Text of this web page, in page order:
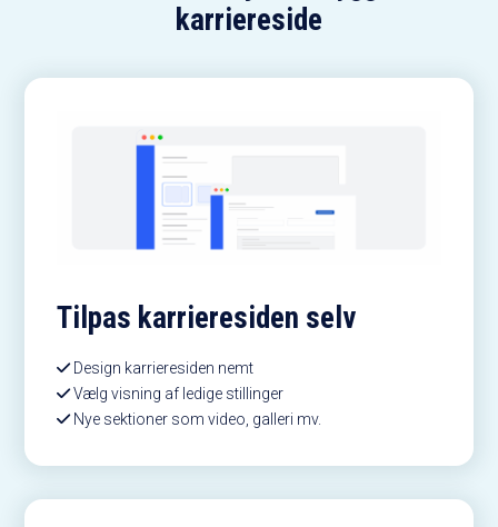
karriereside
Tilpas karrieresiden selv
Design karrieresiden nemt
Vælg visning af ledige stillinger
Nye sektioner som video, galleri mv.